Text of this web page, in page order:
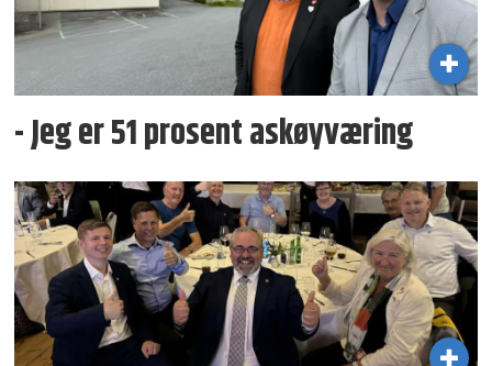
- Jeg er 51 prosent askøyværing